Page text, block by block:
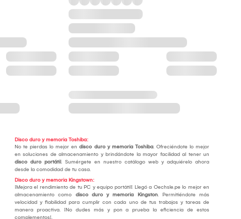
Disco duro y memoria Toshiba:
No te pierdas lo mejor endisco duro y memoria Toshiba. Ofreciéndote lo mejor
en soluciones de almacenamiento y brindándote la mayor facilidad al tener un
disco duro portátil. Sumérgete en nuestro catálogo web y adquiérelo ahora
desde la comodidad de tu casa.
Disco duro y memoria Kingstown:
¡Mejora el rendimiento de tu PC y equipo portátil! Llegó a Oechsle.pe lo mejor en
almacenamiento como disco duro y memoria Kingston. Permitiéndote más
velocidad y fiabilidad para cumplir con cada uno de tus trabajos y tareas de
manera proactiva. ¡No dudes más y pon a prueba la eficiencia de estos
complementos!.